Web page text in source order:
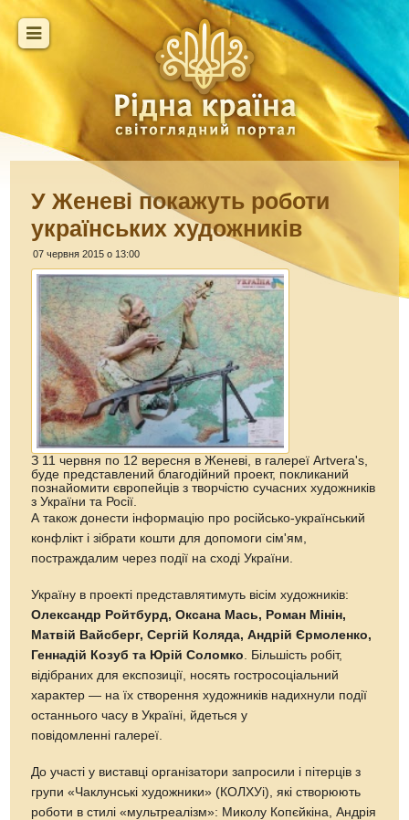
У Женеві покажуть роботи
українських художників
07 червня 2015 о 13:00
З 11 червня по 12 вересня в Женеві, в галереї Artvera's,
буде представлений благодійний проект, покликаний
познайомити європейців з творчістю сучасних художників
з України та Росії.
А також донести інформацію про російсько-український
конфлікт і зібрати кошти для допомоги сім'ям,
постраждалим через події на сході України.
Україну в проекті представлятимуть вісім художників:
Олександр Ройтбурд, Оксана Мась, Роман Мінін,
Матвій Вайсберг, Сергій Коляда, Андрій Єрмоленко,
Геннадій Козуб та Юрій Соломко . Більшість робіт,
відібраних для експозиції, носять гостросоціальний
характер — на їх створення художників надихнули події
останнього часу в Україні, йдеться у
повідомленні галереї.
До участі у виставці організатори запросили і пітерців з
групи «Чаклунські художники» (КОЛХУі), які створюють
роботи в стилі «мультреалізм»: Миколу Копєйкіна, Андрія